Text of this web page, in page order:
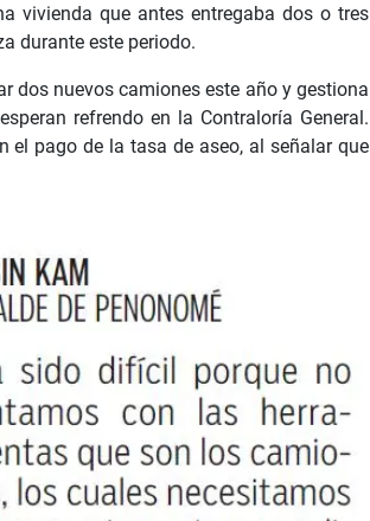
vivienda que antes entregaba dos o tres
durante este periodo.
dos nuevos camiones este año y gestiona
refrendo en la Contraloría General.
pago de la tasa de aseo, al señalar que